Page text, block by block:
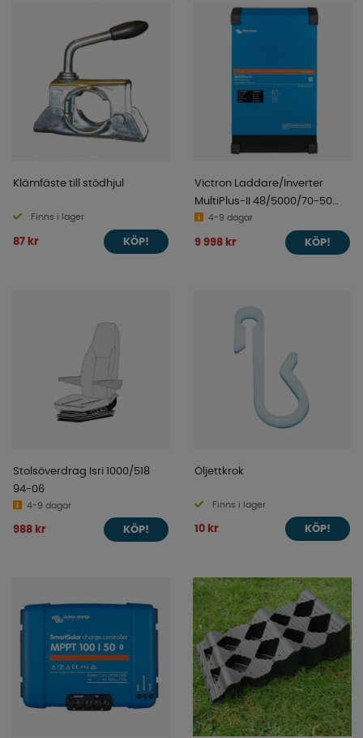
Klämfäste till stödhjul
Finns i lager
87 kr KÖP!
Victron Laddare/Inverter
MultiPlus-II 48/5000/70-50
230V4-9 dagar
9 998 kr KÖP!
Stolsöverdrag Isri 1000/518
94-06
4-9 dagar
988 kr KÖP!
Öljettkrok
Finns i lager
10 kr KÖP!